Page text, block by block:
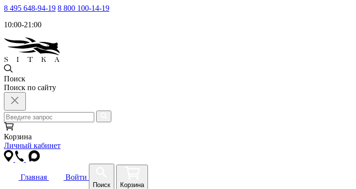
8 495 648-94-19 8 800 100-14-19
10:00-21:00
Поиск
Поиск по сайту
Корзина
Личный кабинет
Главная Войти
Поиск Корзина